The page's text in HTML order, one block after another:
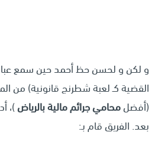
و لكن و لحسن حظ أحمد حين سمع
القضية كـ لعبة شطرنج قانونية) من
(أفضلمحامي جرائم مالية بالرياض)،
بعد. الفريق قام بـ: